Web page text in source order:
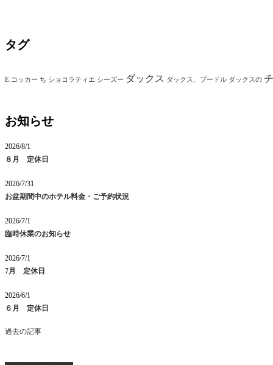
タグ
E.コッカー ち ショコラティエ シーズー ダックス ダックス、プードル ダックスの
お知らせ
2026/8/1
８月 定休日
2026/7/31
お盆期間中のホテル料金・ご予約状況
2026/7/1
臨時休業のお知らせ
2026/7/1
7月 定休日
2026/6/1
６月 定休日
過去の記事